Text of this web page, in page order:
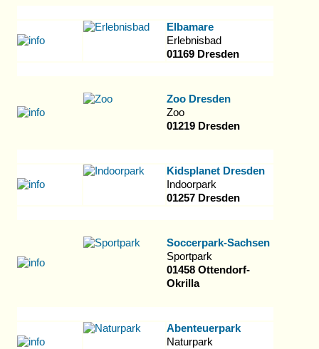
Elbamare
Erlebnisbad
01169 Dresden
Zoo Dresden
Zoo
01219 Dresden
Kidsplanet Dresden
Indoorpark
01257 Dresden
Soccerpark-Sachsen
Sportpark
01458 Ottendorf-
Okrilla
Abenteuerpark
Naturpark